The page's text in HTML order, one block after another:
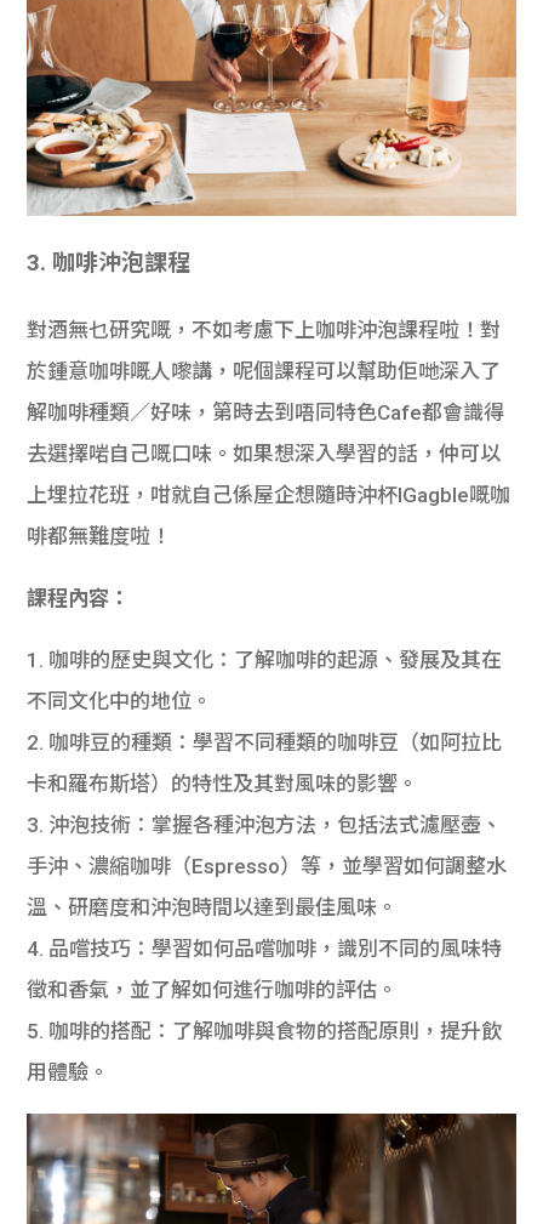
3. 咖啡沖泡課程
對酒無乜研究嘅，不如考慮下上咖啡沖泡課程啦！對
於鍾意咖啡嘅人嚟講，呢個課程可以幫助佢哋深入了
解咖啡種類／好味，第時去到唔同特色Cafe都會識得
去選擇啱自己嘅口味。如果想深入學習的話，仲可以
上埋拉花班，咁就自己係屋企想隨時沖杯IGagble嘅咖
啡都無難度啦！
課程內容：
1. 咖啡的歷史與文化：了解咖啡的起源、發展及其在
不同文化中的地位。
2. 咖啡豆的種類：學習不同種類的咖啡豆（如阿拉比
卡和羅布斯塔）的特性及其對風味的影響。
3. 沖泡技術：掌握各種沖泡方法，包括法式濾壓壺、
手沖、濃縮咖啡（Espresso）等，並學習如何調整水
溫、研磨度和沖泡時間以達到最佳風味。
4. 品嚐技巧：學習如何品嚐咖啡，識別不同的風味特
徵和香氣，並了解如何進行咖啡的評估。
5. 咖啡的搭配：了解咖啡與食物的搭配原則，提升飲
用體驗。